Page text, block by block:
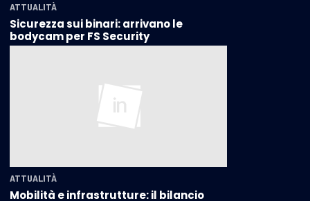
ATTUALITÀ
Sicurezza sui binari: arrivano le
bodycam per FS Security
ATTUALITÀ
Mobilità e infrastrutture: il bilancio